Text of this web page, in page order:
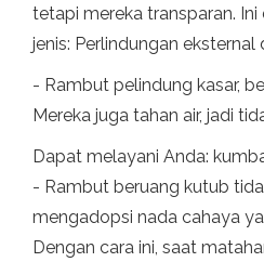
tetapi mereka transparan.
jenis: Perlindungan eksternal
- Rambut pelindung kasar,
Mereka juga tahan air, jadi
Dapat melayani Anda:
- Rambut beruang kutub
mengadopsi nada cahaya
Dengan cara ini, saat